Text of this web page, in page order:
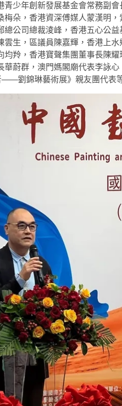
青少年創新發展基金會常務副
梅朵，香港資深傅媒人蒙漢明
總公司總裁淩峰，香港五心公
雲生，區議員陳嘉輝，香港上
均羚，香港寶聲集團董事長陳
華蔚群，澳門媽閣廟代表李詠
——劉錦琳藝術展》親友團代表